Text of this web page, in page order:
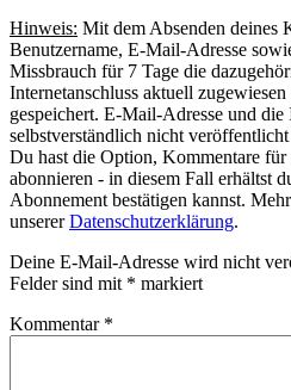
Hinweis: Mit dem Absenden deines
Benutzername, E-Mail-Adresse
Missbrauch für 7 Tage die
Internetanschluss aktuell
gespeichert. E-Mail-Adresse und die
selbstverständlich nicht
Du hast die Option, Kommentare
abonnieren - in diesem Fall erhältst
Abonnement bestätigen kannst.
unsererDatenschutzerklärung.
Deine E-Mail-Adresse wird nicht
Felder sind mit * markiert
Kommentar *